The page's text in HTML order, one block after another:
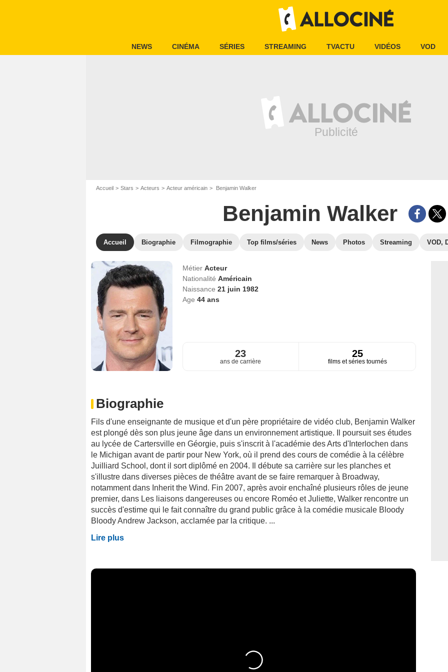
NEWS CINÉMA SÉRIES STREAMING TVACTU VIDÉOS VOD
Accueil Stars Acteurs Acteur américain Benjamin Walker
Benjamin Walker
Accueil Biographie Filmographie Top films/séries News Photos Streaming VOD,
Métier Acteur
Nationalité Américain
Naissance 21 juin 1982
Age 44ans
23
ans de carrière
25
films et séries tournés
Biographie
Fils d'une enseignante de musique et d'un père propriétaire de vidéo club, Benjamin Walker
est plongé dès son plus jeune âge dans un environnement artistique. Il poursuit ses études
au lycée de Cartersville en Géorgie, puis s'inscrit à l'académie des Arts d'Interlochen dans
le Michigan avant de partir pour New York, où il prend des cours de comédie à la célèbre
Juilliard School, dont il sort diplômé en 2004. Il débute sa carrière sur les planches et
s'illustre dans diverses pièces de théâtre avant de se faire remarquer à Broadway,
notamment dans Inherit the Wind. Fin 2007, après avoir enchaîné plusieurs rôles de jeune
premier, dans Les liaisons dangereuses ou encore Roméo et Juliette, Walker rencontre un
succès d'estime qui le fait connaître du grand public grâce à la comédie musicale Bloody
Bloody Andrew Jackson, acclamée par la critique. ...
Lire plus